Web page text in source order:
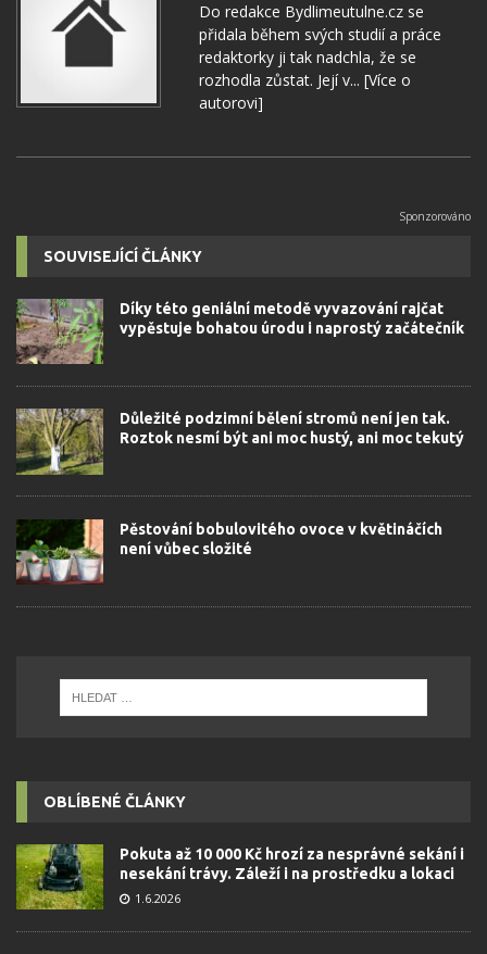
Do redakce Bydlimeutulne.cz se
přidala během svých studií a práce
redaktorky ji tak nadchla, že se
rozhodla zůstat. Její v... [Více o
autorovi]
SOUVISEJÍCÍ ČLÁNKY
Díky této geniální metodě vyvazování rajčat
vypěstuje bohatou úrodu i naprostý začátečník
Důležité podzimní bělení stromů není jen tak.
Roztok nesmí být ani moc hustý, ani moc tekutý
Pěstování bobulovitého ovoce v květináčích
není vůbec složité
OBLÍBENÉ ČLÁNKY
Pokuta až 10 000 Kč hrozí za nesprávné sekání i
nesekání trávy. Záleží i na prostředku a lokaci
1.6.2026